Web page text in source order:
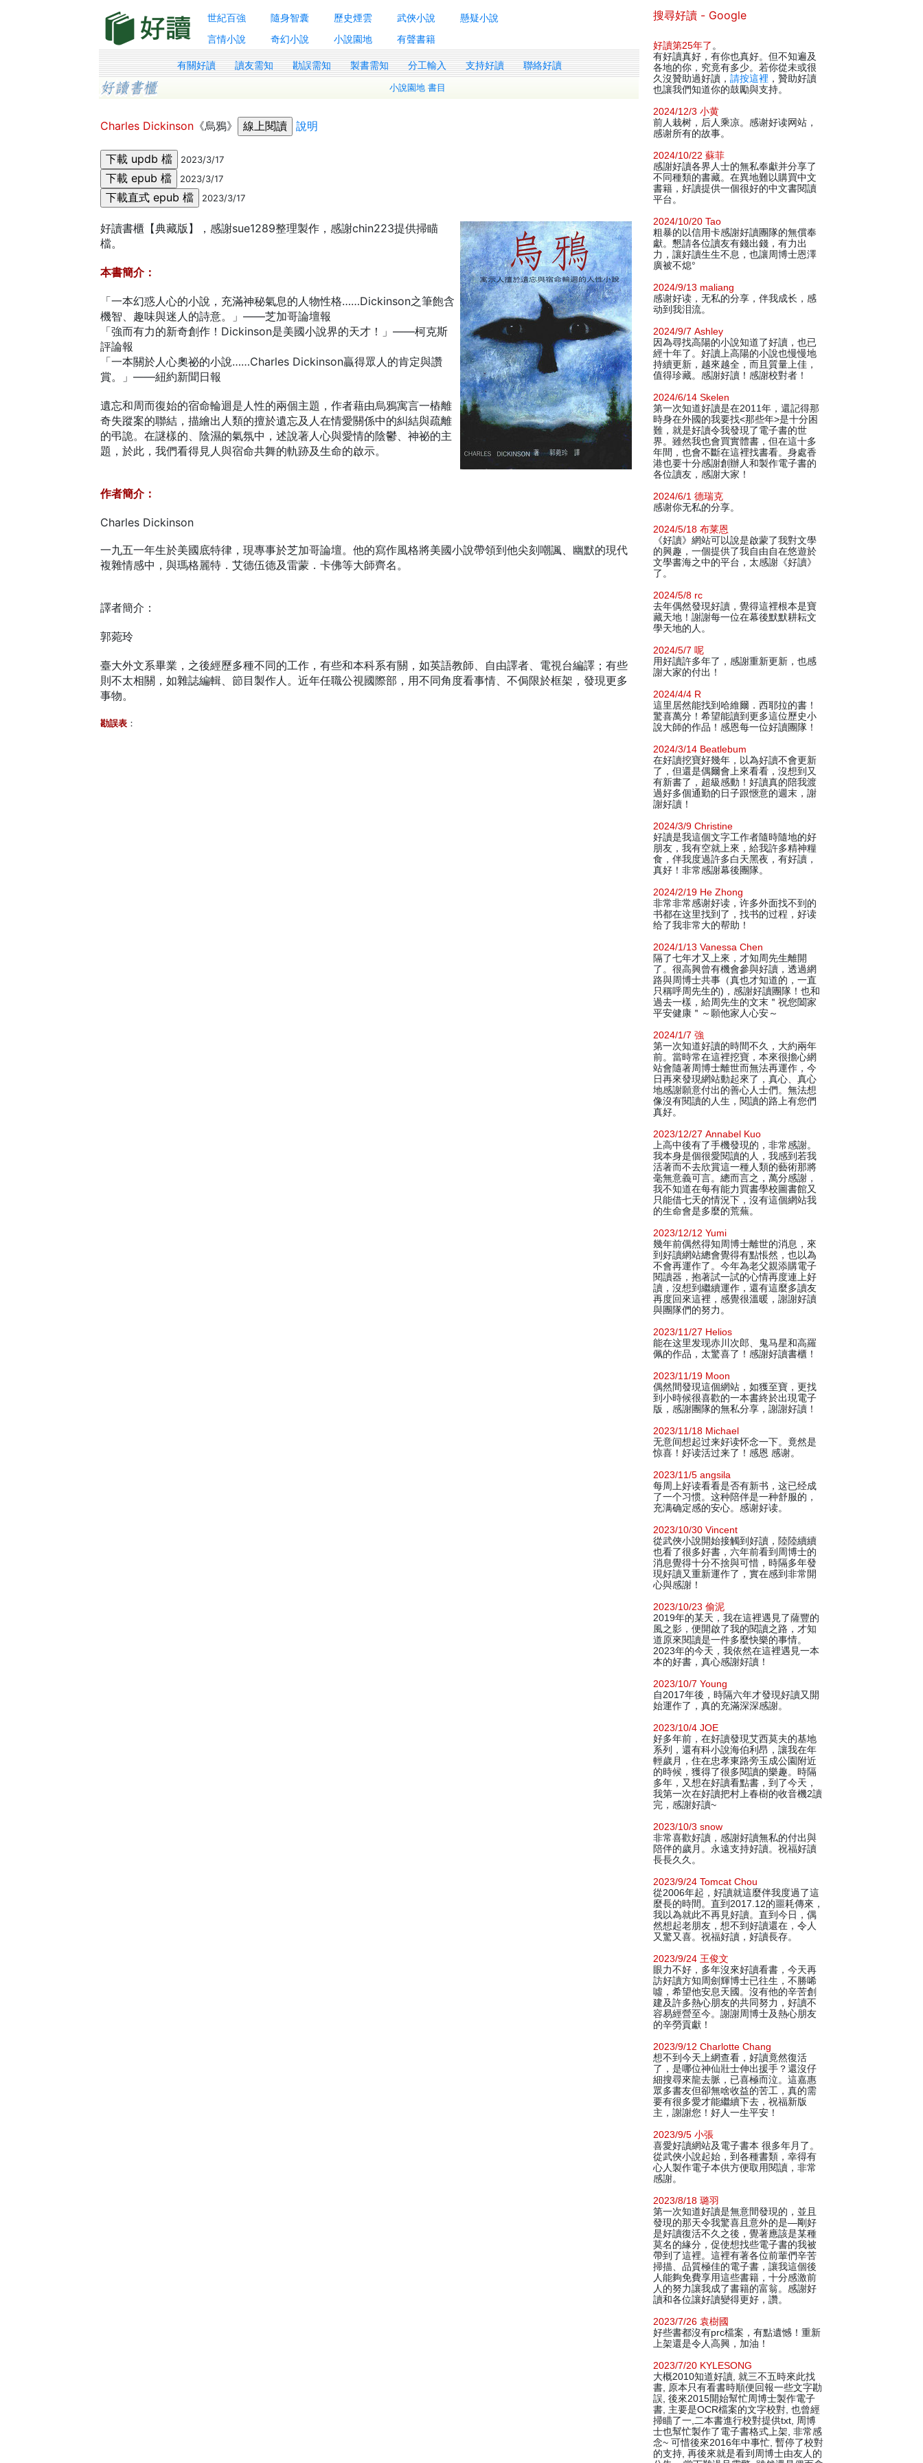
世紀百強 隨身智囊 歷史煙雲 武俠小說
懸疑小說
言情小說
奇幻小說 小說園地 有聲書籍
有關好讀 讀友需知 勘誤需知 製書需知 分工輸入 支持好讀 聯絡好讀
小說園地 書目
Charles Dickinson 《烏鴉》 說明
2023/3/17
2023/3/17
2023/3/17
好讀書櫃【典藏版】，感謝sue1289整理製作，感謝chin223提供掃瞄
檔。
本書簡介：
「一本幻惑人心的小說，充滿神秘氣息的人物性格……Dickinson之筆飽含
機智、趣味與迷人的詩意。」——芝加哥論壇報
「強而有力的新奇創作！Dickinson是美國小說界的天才！」——柯克斯
評論報
「一本關於人心奧祕的小說……Charles Dickinson贏得眾人的肯定與讚
賞。」——紐約新聞日報
遺忘和周而復始的宿命輪迴是人性的兩個主題，作者藉由烏鴉寓言一樁離
奇失蹤案的聯結，描繪出人類的擅於遺忘及人在情愛關係中的糾結與疏離
的弔詭。在謎樣的、陰濕的氣氛中，述說著人心與愛情的陰鬱、神祕的主
題，於此，我們看得見人與宿命共舞的軌跡及生命的啟示。
作者簡介：
Charles Dickinson
一九五一年生於美國底特律，現專事於芝加哥論壇。他的寫作風格將美國小說帶領到他尖刻嘲諷、幽默的現代
複雜情感中，與瑪格麗特．艾德伍德及雷蒙．卡佛等大師齊名。
譯者簡介：
郭菀玲
臺大外文系畢業，之後經歷多種不同的工作，有些和本科系有關，如英語教師、自由譯者、電視台編譯；有些
則不太相關，如雜誌編輯、節目製作人。近年任職公視國際部，用不同角度看事情、不侷限於框架，發現更多
事物。
勘誤表 ：
搜尋好讀 - Google
好讀第25年了 。
有好讀真好，有你也真好。但不知遍及
各地的你，究竟有多少。若你從未或很
久沒贊助過好讀， 請按這裡 ，贊助好讀
也讓我們知道你的鼓勵與支持。
2024/12/3 小黄
前人栽树，后人乘凉。感谢好读网站，
感谢所有的故事。
2024/10/22 蘇菲
感謝好讀各界人士的無私奉獻并分享了
不同種類的書藏。在異地難以購買中文
書籍，好讀提供一個很好的中文書閱讀
平台。
2024/10/20 Tao
粗暴的以信用卡感謝好讀團隊的無償奉
獻。懇請各位讀友有錢出錢，有力出
力，讓好讀生生不息，也讓周博士恩澤
廣被不熄°
2024/9/13 maliang
感谢好读，无私的分享，伴我成长，感
动到我泪流。
2024/9/7 Ashley
因為尋找高陽的小說知道了好讀，也已
經十年了。好讀上高陽的小說也慢慢地
持續更新，越來越全，而且質量上佳，
值得珍藏。感謝好讀！感謝校對者！
2024/6/14 Skelen
第一次知道好讀是在2011年，還記得那
時身在外國的我要找<那些年>是十分困
難，就是好讀令我發現了電子書的世
界。雖然我也會買實體書，但在這十多
年間，也會不斷在這裡找書看。身處香
港也要十分感謝創辦人和製作電子書的
各位讀友，感謝大家！
2024/6/1 德瑞克
感谢你无私的分享。
2024/5/18 布莱恩
《好讀》網站可以說是啟蒙了我對文學
的興趣，一個提供了我自由自在悠遊於
文學書海之中的平台，太感謝《好讀》
了。
2024/5/8 rc
去年偶然發現好讀，覺得這裡根本是寶
藏天地！謝謝每一位在幕後默默耕耘文
學天地的人。
2024/5/7 呢
用好讀許多年了，感謝重新更新，也感
謝大家的付出！
2024/4/4 R
這里居然能找到哈維爾．西耶拉的書！
驚喜萬分！希望能讀到更多這位歷史小
說大師的作品！感恩每一位好讀團隊！
2024/3/14 Beatlebum
在好讀挖寶好幾年，以為好讀不會更新
了，但還是偶爾會上來看看，沒想到又
有新書了，超級感動！好讀真的陪我渡
過好多個通勤的日子跟愜意的週末，謝
謝好讀！
2024/3/9 Christine
好讀是我這個文字工作者隨時隨地的好
朋友，我有空就上來，給我許多精神糧
食，伴我度過許多白天黑夜，有好讀，
真好！非常感謝幕後團隊。
2024/2/19 He Zhong
非常非常感谢好读，许多外面找不到的
书都在这里找到了，找书的过程，好读
给了我非常大的帮助！
2024/1/13 Vanessa Chen
隔了七年才又上來，才知周先生離開
了。很高興曾有機會參與好讀，透過網
路與周博士共事（真也才知道的，一直
只稱呼周先生的)，感謝好讀團隊！也和
過去一樣，給周先生的文末＂祝您闔家
平安健康＂～願他家人心安～
2024/1/7 強
第一次知道好讀的時間不久，大約兩年
前。當時常在這裡挖寶，本來很擔心網
站會隨著周博士離世而無法再運作，今
日再來發現網站動起來了，真心、真心
地感謝願意付出的善心人士們。無法想
像沒有閱讀的人生，閱讀的路上有您們
真好。
2023/12/27 Annabel Kuo
上高中後有了手機發現的，非常感謝。
我本身是個很愛閱讀的人，我感到若我
活著而不去欣賞這一種人類的藝術那將
毫無意義可言。總而言之，萬分感謝，
我不知道在每有能力買書學校圖書館又
只能借七天的情況下，沒有這個網站我
的生命會是多麼的荒蕪。
2023/12/12 Yumi
幾年前偶然得知周博士離世的消息，來
到好讀網站總會覺得有點悵然，也以為
不會再運作了。今年為老父親添購電子
閱讀器，抱著試一試的心情再度連上好
讀，沒想到繼續運作，還有這麼多讀友
再度回來這裡，感覺很溫暖，謝謝好讀
與團隊們的努力。
2023/11/27 Helios
能在这里发现赤川次郎、鬼马星和高羅
佩的作品，太驚喜了！感謝好讀書櫃！
2023/11/19 Moon
偶然間發現這個網站，如獲至寶，更找
到小時候很喜歡的一本書終於出現電子
版，感謝團隊的無私分享，謝謝好讀！
2023/11/18 Michael
无意间想起过来好读怀念一下。竟然是
惊喜！好读活过来了！感恩 感谢。
2023/11/5 angsila
每周上好读看看是否有新书，这已经成
了一个习惯。这种陪伴是一种舒服的，
充满确定感的安心。感谢好读。
2023/10/30 Vincent
從武俠小說開始接觸到好讀，陸陸續續
也看了很多好書，六年前看到周博士的
消息覺得十分不捨與可惜，時隔多年發
現好讀又重新運作了，實在感到非常開
心與感謝！
2023/10/23 偷泥
2019年的某天，我在這裡遇見了薩豐的
風之影，便開啟了我的閱讀之路，才知
道原來閱讀是一件多麼快樂的事情。
2023年的今天，我依然在這裡遇見一本
本的好書，真心感謝好讀！
2023/10/7 Young
自2017年後，時隔六年才發現好讀又開
始運作了，真的充滿深深感謝。
2023/10/4 JOE
好多年前，在好讀發現艾西莫夫的基地
系列，還有科小說海伯利昂，讓我在年
輕歲月，住在忠孝東路旁玉成公園附近
的時候，獲得了很多閱讀的樂趣。時隔
多年，又想在好讀看點書，到了今天，
我第一次在好讀把村上春樹的收音機2讀
完，感謝好讀~
2023/10/3 snow
非常喜歡好讀，感謝好讀無私的付出與
陪伴的歲月。永遠支持好讀。祝福好讀
長長久久。
2023/9/24 Tomcat Chou
從2006年起，好讀就這麼伴我度過了這
麼長的時間。直到2017.12的噩耗傳來，
我以為就此不再見好讀。直到今日，偶
然想起老朋友，想不到好讀還在，令人
又驚又喜。祝福好讀，好讀長存。
2023/9/24 王俊文
眼力不好，多年沒來好讀看書，今天再
訪好讀方知周劍輝博士已往生，不勝唏
噓，希望他安息天國。沒有他的辛苦創
建及許多熱心朋友的共同努力，好讀不
容易經營至今。謝謝周博士及熱心朋友
的辛勞貢獻！
2023/9/12 Charlotte Chang
想不到今天上網查看，好讀竟然復活
了，是哪位神仙壯士伸出援手？還沒仔
細搜尋來龍去脈，已喜極而泣。這嘉惠
眾多書友但卻無啥收益的苦工，真的需
要有很多愛才能繼續下去，祝福新版
主，謝謝您！好人一生平安！
2023/9/5 小張
喜愛好讀網站及電子書本 很多年月了。
從武俠小說起始，到各種書類，幸得有
心人製作電子本供方便取用閱讀，非常
感謝。
2023/8/18 璐羽
第一次知道好讀是無意間發現的，並且
發現的那天令我驚喜且意外的是—剛好
是好讀復活不久之後，覺著應該是某種
莫名的緣分，促使想找些電子書的我被
帶到了這裡。這裡有著各位前輩們辛苦
掃描、品質極佳的電子書，讓我這個後
人能夠免費享用這些書籍，十分感激前
人的努力讓我成了書籍的富翁。感謝好
讀和各位讓好讀變得更好，讚。
2023/7/26 袁樹國
好些書都沒有prc檔案，有點遺憾！重新
上架還是令人高興，加油！
2023/7/20 KYLESONG
大概2010知道好讀, 就三不五時來此找
書, 原本只有看書時順便回報一些文字勘
誤, 後來2015開始幫忙周博士製作電子
書, 主要是OCR檔案的文字校對, 也曾經
掃瞄了一,二本書進行校對提供txt, 周博
士也幫忙製作了電子書格式上架, 非常感
念~ 可惜後來2016年中事忙, 暫停了校對
的支持, 再後來就是看到周博士由友人的